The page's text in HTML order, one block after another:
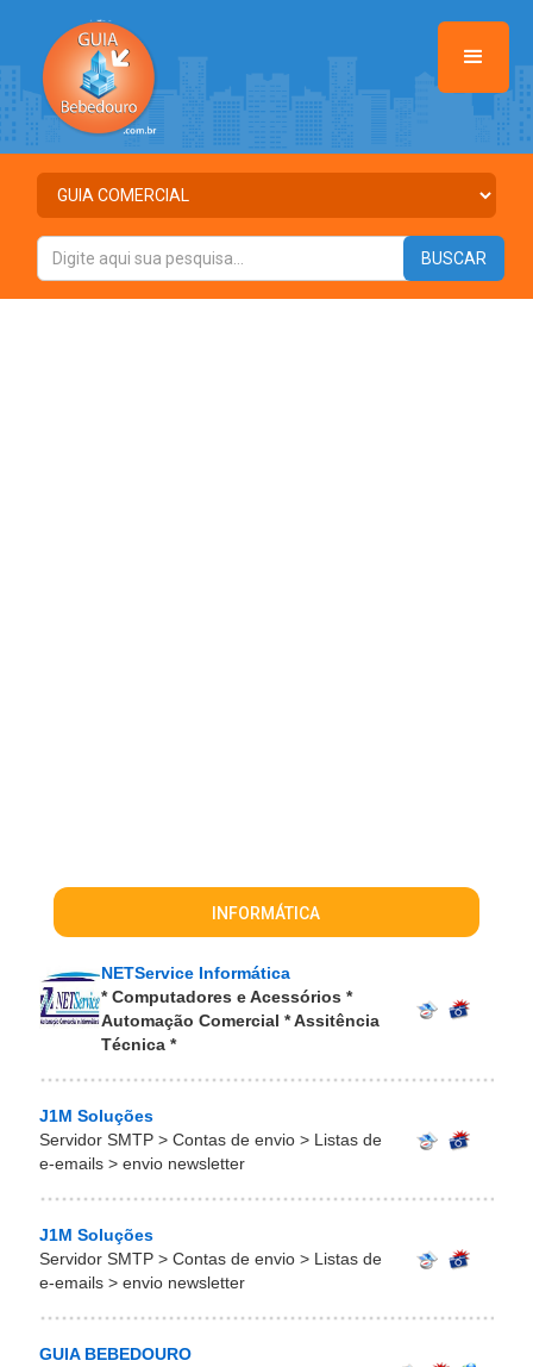
INFORMÁTICA
NETService Informática
* Computadores e Acessórios *
Automação Comercial * Assitência
Técnica *
J1M Soluções
Servidor SMTP > Contas de envio > Listas de
e-emails > envio newsletter
J1M Soluções
Servidor SMTP > Contas de envio > Listas de
e-emails > envio newsletter
GUIA BEBEDOURO